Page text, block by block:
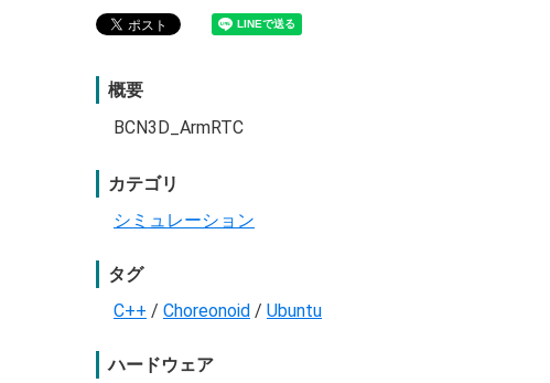
概要
BCN3D_ArmRTC
カテゴリ
シミュレーション
タグ
C++ / Choreonoid / Ubuntu
ハードウェア